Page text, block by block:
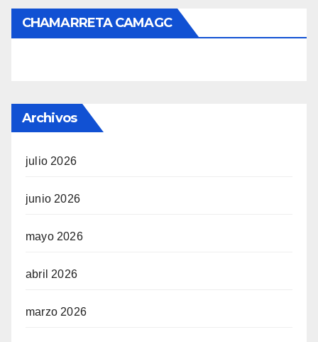
CHAMARRETA CAMAGC
Archivos
julio 2026
junio 2026
mayo 2026
abril 2026
marzo 2026